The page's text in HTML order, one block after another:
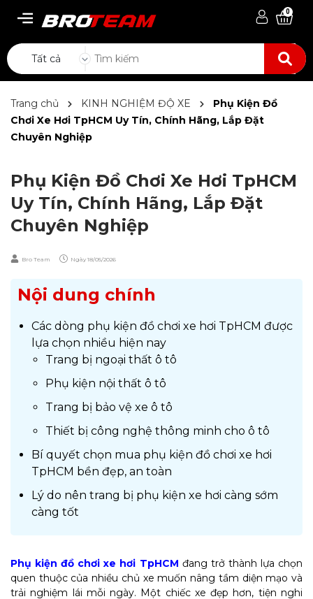
0
Tất cả
Trang chủ KINH NGHIỆM ĐỘ XE
Phụ Kiện Đồ
Chơi Xe Hơi TpHCM Uy Tín, Chính Hãng, Lắp Đặt
Chuyên Nghiệp
Phụ Kiện Đồ Chơi Xe Hơi TpHCM
Uy Tín, Chính Hãng, Lắp Đặt
Chuyên Nghiệp
Bro Team Ngày 18/05/2026
Nội dung chính
Các dòng phụ kiện đồ chơi xe hơi TpHCM được
lựa chọn nhiều hiện nay
Trang bị ngoại thất ô tô
Phụ kiện nội thất ô tô
Trang bị bảo vệ xe ô tô
Thiết bị công nghệ thông minh cho ô tô
Bí quyết chọn mua phụ kiện đồ chơi xe hơi
TpHCM bền đẹp, an toàn
Lý do nên trang bị phụ kiện xe hơi càng sớm
càng tốt
Phụ kiện đồ chơi xe hơi TpHCM đang trở thành lựa chọn
quen thuộc của nhiều chủ xe muốn nâng tầm diện mạo và
trải nghiệm lái mỗi ngày. Một chiếc xe đẹp hơn, tiện nghi